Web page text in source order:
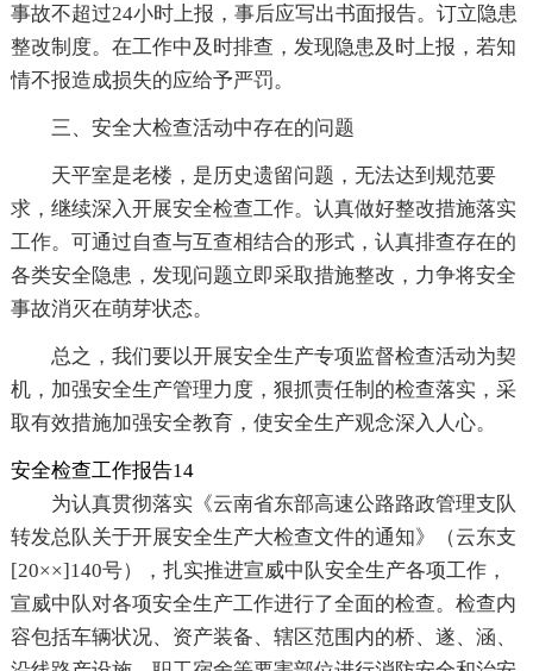
事故不超过24小时上报，事后应写出书面报告。订立隐患
整改制度。在工作中及时排查，发现隐患及时上报，若知
情不报造成损失的应给予严罚。
三、安全大检查活动中存在的问题
天平室是老楼，是历史遗留问题，无法达到规范要
求，继续深入开展安全检查工作。认真做好整改措施落实
工作。可通过自查与互查相结合的形式，认真排查存在的
各类安全隐患，发现问题立即采取措施整改，力争将安全
事故消灭在萌芽状态。
总之，我们要以开展安全生产专项监督检查活动为契
机，加强安全生产管理力度，狠抓责任制的检查落实，采
取有效措施加强安全教育，使安全生产观念深入人心。
安全检查工作报告14
为认真贯彻落实《云南省东部高速公路路政管理支队
转发总队关于开展安全生产大检查文件的通知》（云东支
[20××]140号），扎实推进宣威中队安全生产各项工作，
宣威中队对各项安全生产工作进行了全面的检查。检查内
容包括车辆状况、资产装备、辖区范围内的桥、遂、涵、